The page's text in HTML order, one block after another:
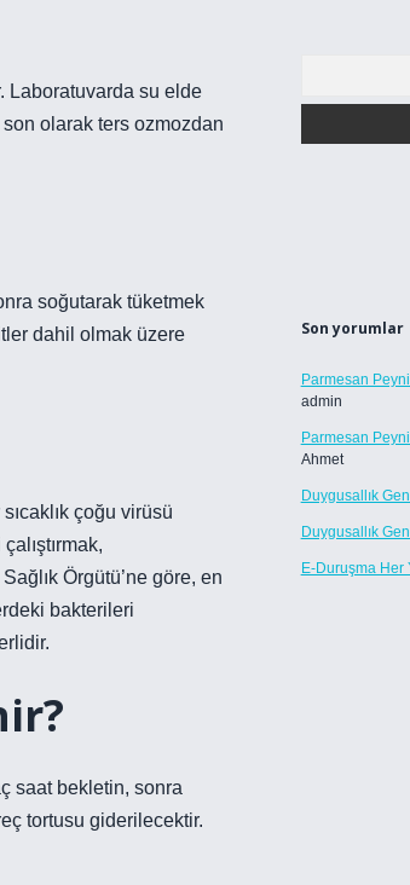
Laboratuvarda su elde
olarak ters ozmozdan
soğutarak tüketmek
dahil olmak üzere
çoğu virüsü
Örgütü’ne göre, en
bakterileri
saat bekletin, sonra
tortusu giderilecektir.
Son yorumlar
Parmesan
admin
Parmesan
Ahmet
Duygusallık
Duygusallık
E-Duruşma Her